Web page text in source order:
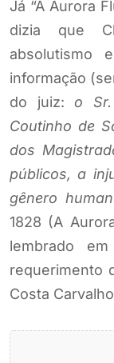
Já “A Aurora
dizia que
absolutismo
informação
do juiz: o
Coutinho de
dos
públicos, a
gênero
1828 (A
lembrado
requerimento
Costa